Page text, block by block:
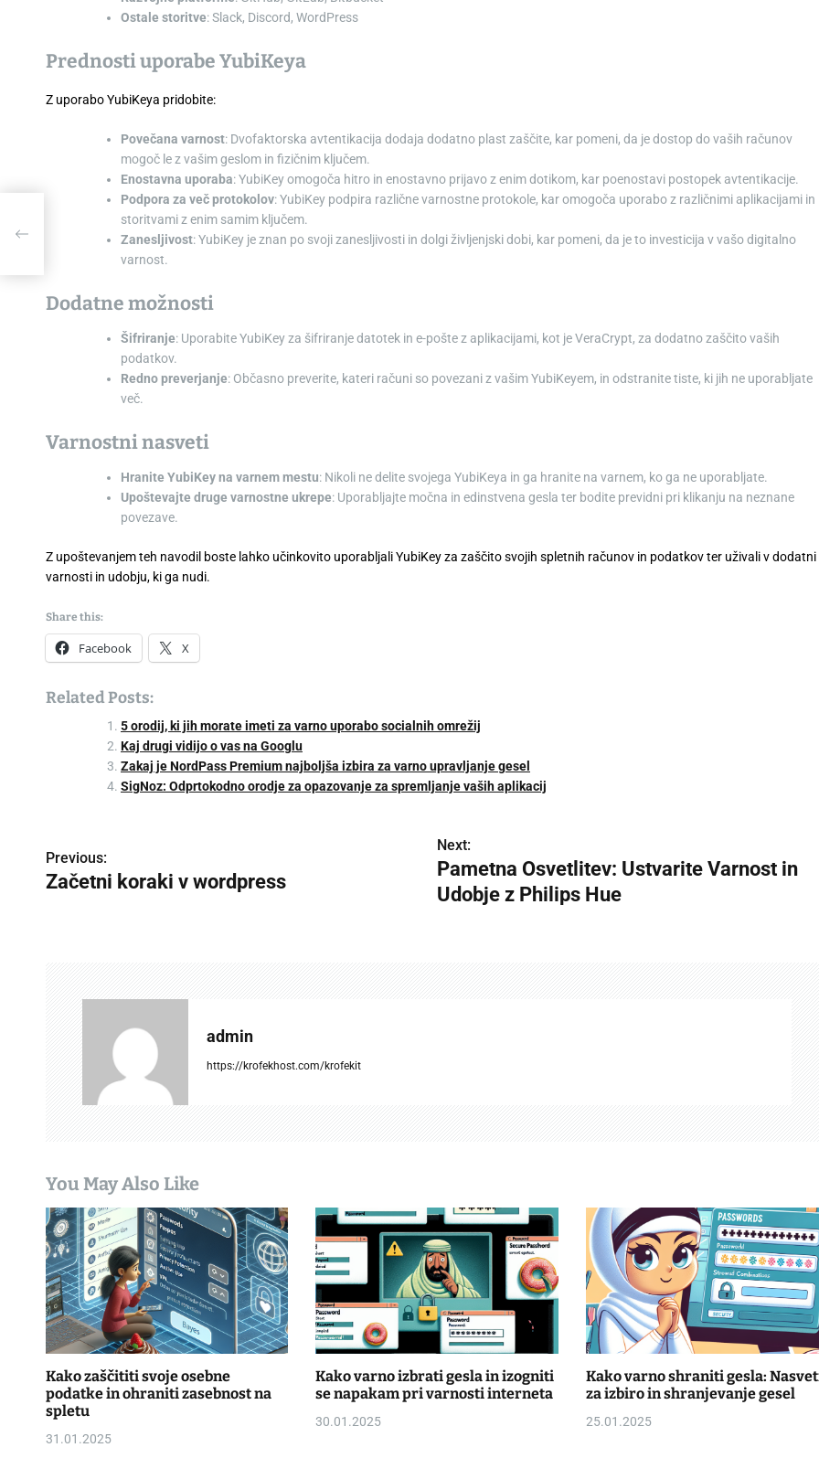
Ostale storitve: Slack, Discord, WordPress
Prednosti uporabe YubiKeya
Z uporabo YubiKeya pridobite:
Povečana varnost: Dvofaktorska avtentikacija dodaja dodatno plast zaščite, kar pomeni, da je dostop do vaših računov
mogoč le z vašim geslom in fizičnim ključem.
Enostavna uporaba: YubiKey omogoča hitro in enostavno prijavo z enim dotikom, kar poenostavi postopek avtentikacije.
Podpora za več protokolov: YubiKey podpira različne varnostne protokole, kar omogoča uporabo z različnimi aplikacijami in
storitvami z enim samim ključem.
Zanesljivost: YubiKey je znan po svoji zanesljivosti in dolgi življenjski dobi, kar pomeni, da je to investicija v vašo digitalno
varnost.
Dodatne možnosti
Šifriranje: Uporabite YubiKey za šifriranje datotek in e-pošte z aplikacijami, kot je VeraCrypt, za dodatno zaščito vaših
podatkov.
Redno preverjanje: Občasno preverite, kateri računi so povezani z vašim YubiKeyem, in odstranite tiste, ki jih ne uporabljate
več.
Varnostni nasveti
Hranite YubiKey na varnem mestu: Nikoli ne delite svojega YubiKeya in ga hranite na varnem, ko ga ne uporabljate.
Upoštevajte druge varnostne ukrepe: Uporabljajte močna in edinstvena gesla ter bodite previdni pri klikanju na neznane
povezave.
Z upoštevanjem teh navodil boste lahko učinkovito uporabljali YubiKey za zaščito svojih spletnih računov in podatkov ter uživali v dodatni
varnosti in udobju, ki ga nudi.
Share this:
Facebook X
Related Posts:
5 orodij, ki jih morate imeti za varno uporabo socialnih omrežij
Kaj drugi vidijo o vas na Googlu
Zakaj je NordPass Premium najboljša izbira za varno upravljanje gesel
SigNoz: Odprtokodno orodje za opazovanje za spremljanje vaših aplikacij
P
o
t
i
o
n
Previous:
Začetni koraki v wordpress
Next:
Pametna Osvetlitev: Ustvarite Varnost in
Udobje z Philips Hue
admin
https://krofekhost.com/krofekit
You May Also Like
Kako zaščititi svoje osebne
podatke in ohraniti zasebnost na
spletu
31.01.2025
Kako varno izbrati gesla in izogniti
se napakam pri varnosti interneta
30.01.2025
Kako varno shraniti gesla:
za izbiro in shranjevanje gesel
25.01.2025